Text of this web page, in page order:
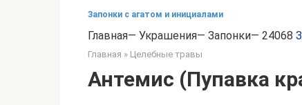
Запонки с агатом и инициалами
Главная— Украшения— Запонки— 24068
Главная » Целебные травы
Антемис (Пупавка